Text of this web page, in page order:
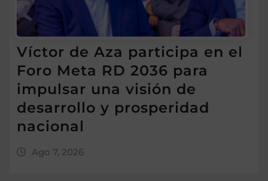
Víctor de Aza participa en el
Foro Meta RD 2036 para
impulsar una visión de
desarrollo y prosperidad
nacional
Ago 7, 2026